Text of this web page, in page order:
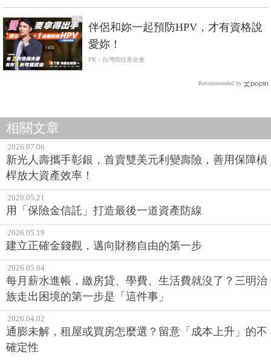
PR
伴侶和妳一起預防HPV，才有資格說
愛妳！
PR・台灣癌症基金會
Recommended by
相關文章
2026.07.06
新光人壽攜手彰銀，首賣雙美元利變壽險，善用保障槓
桿放大資產效率！
2026.05.21
用「保險金信託」打造最後一道資產防線
2026.05.19
建立正確金錢觀，邁向財務自由的第一步
2026.05.04
每月薪水進帳，繳房貸、學費、生活費就沒了？三明治
族走出困境的第一步是「這件事」
2026.04.02
通膨未解，租屋或買房怎麼選？留意「成本上升」的不
確定性